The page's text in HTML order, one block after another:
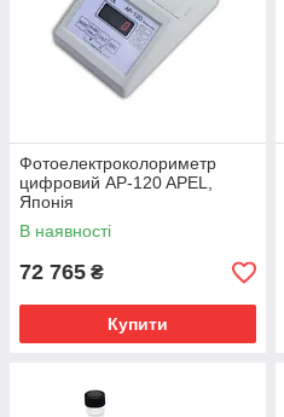
Фотоелектроколориметр
цифровий AP-120 APEL,
Японія
В наявності
72 765 ₴
Купити